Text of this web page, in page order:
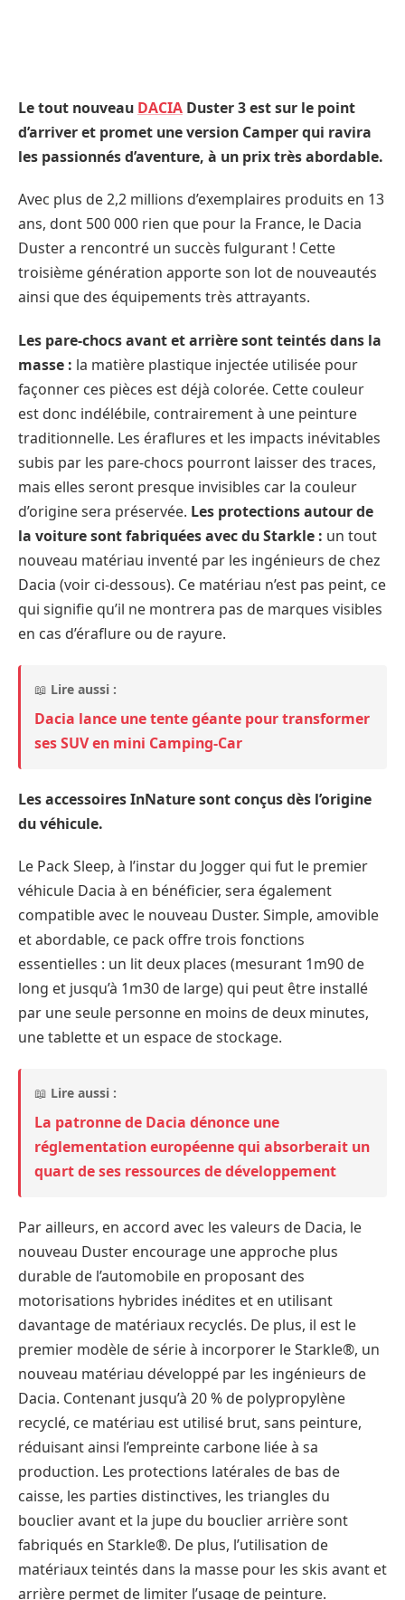
Le tout nouveau DACIA Duster 3 est sur le point
d’arriver et promet une version Camper qui ravira
les passionnés d’aventure, à un prix très abordable.
Avec plus de 2,2 millions d’exemplaires produits en 13
ans, dont 500 000 rien que pour la France, le Dacia
Duster a rencontré un succès fulgurant ! Cette
troisième génération apporte son lot de nouveautés
ainsi que des équipements très attrayants.
Les pare-chocs avant et arrière sont teintés dans la
masse : la matière plastique injectée utilisée pour
façonner ces pièces est déjà colorée. Cette couleur
est donc indélébile, contrairement à une peinture
traditionnelle. Les éraflures et les impacts inévitables
subis par les pare-chocs pourront laisser des traces,
mais elles seront presque invisibles car la couleur
d’origine sera préservée. Les protections autour de
la voiture sont fabriquées avec du Starkle : un tout
nouveau matériau inventé par les ingénieurs de chez
Dacia (voir ci-dessous). Ce matériau n’est pas peint, ce
qui signifie qu’il ne montrera pas de marques visibles
en cas d’éraflure ou de rayure.
📖 Lire aussi :
Dacia lance une tente géante pour transformer
ses SUV en mini Camping-Car
Les accessoires InNature sont conçus dès l’origine
du véhicule.
Le Pack Sleep, à l’instar du Jogger qui fut le premier
véhicule Dacia à en bénéficier, sera également
compatible avec le nouveau Duster. Simple, amovible
et abordable, ce pack offre trois fonctions
essentielles : un lit deux places (mesurant 1m90 de
long et jusqu’à 1m30 de large) qui peut être installé
par une seule personne en moins de deux minutes,
une tablette et un espace de stockage.
📖 Lire aussi :
La patronne de Dacia dénonce une
réglementation européenne qui absorberait un
quart de ses ressources de développement
Par ailleurs, en accord avec les valeurs de Dacia, le
nouveau Duster encourage une approche plus
durable de l’automobile en proposant des
motorisations hybrides inédites et en utilisant
davantage de matériaux recyclés. De plus, il est le
premier modèle de série à incorporer le Starkle®, un
nouveau matériau développé par les ingénieurs de
Dacia. Contenant jusqu’à 20 % de polypropylène
recyclé, ce matériau est utilisé brut, sans peinture,
réduisant ainsi l’empreinte carbone liée à sa
production. Les protections latérales de bas de
caisse, les parties distinctives, les triangles du
bouclier avant et la jupe du bouclier arrière sont
fabriqués en Starkle®. De plus, l’utilisation de
matériaux teintés dans la masse pour les skis avant et
arrière permet de limiter l’usage de peinture.